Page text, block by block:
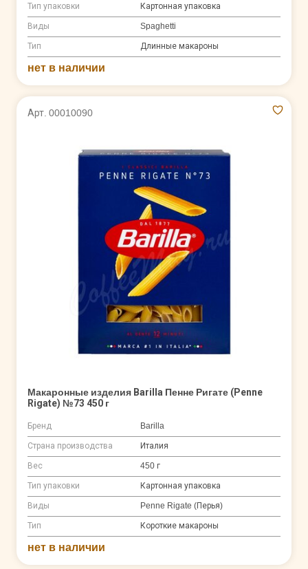
Тип упаковки Картонная упаковка
Виды Spaghetti
Тип Длинные макароны
нет в наличии
Арт. 00010090
Макаронные изделия Barilla Пенне Ригате (Penne
Rigate) №73 450 г
Бренд Barilla
Страна производства Италия
Вес 450 г
Тип упаковки Картонная упаковка
Виды Penne Rigate (Перья)
Тип Короткие макароны
нет в наличии